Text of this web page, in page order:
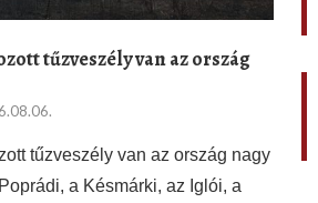
tűzveszély van az ország
tűzveszély van az ország nagy
a Késmárki, az Iglói, a